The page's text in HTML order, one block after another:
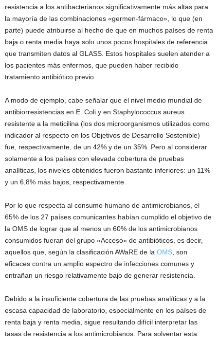
resistencia a los antibacterianos significativamente más altas para
la mayoría de las combinaciones «germen-fármaco», lo que (en
parte) puede atribuirse al hecho de que en muchos países de renta
baja o renta media haya solo unos pocos hospitales de referencia
que transmiten datos al GLASS. Estos hospitales suelen atender a
los pacientes más enfermos, que pueden haber recibido
tratamiento antibiótico previo.
A modo de ejemplo, cabe señalar que el nivel medio mundial de
antibiorresistencias en E. Coli y en Staphylococcus aureus
resistente a la meticilina (los dos microorganismos utilizados como
indicador al respecto en los Objetivos de Desarrollo Sostenible)
fue, respectivamente, de un 42% y de un 35%. Pero al considerar
solamente a los países con elevada cobertura de pruebas
analíticas, los niveles obtenidos fueron bastante inferiores: un 11%
y un 6,8% más bajos, respectivamente.
Por lo que respecta al consumo humano de antimicrobianos, el
65% de los 27 países comunicantes habían cumplido el objetivo de
la OMS de lograr que al menos un 60% de los antimicrobianos
consumidos fueran del grupo «Acceso» de antibióticos, es decir,
aquellos que, según la clasificación AWaRE de la OMS , son
eficaces contra un amplio espectro de infecciones comunes y
entrañan un riesgo relativamente bajo de generar resistencia.
Debido a la insuficiente cobertura de las pruebas analíticas y a la
escasa capacidad de laboratorio, especialmente en los países de
renta baja y renta media, sigue resultando difícil interpretar las
tasas de resistencia a los antimicrobianos. Para solventar esta